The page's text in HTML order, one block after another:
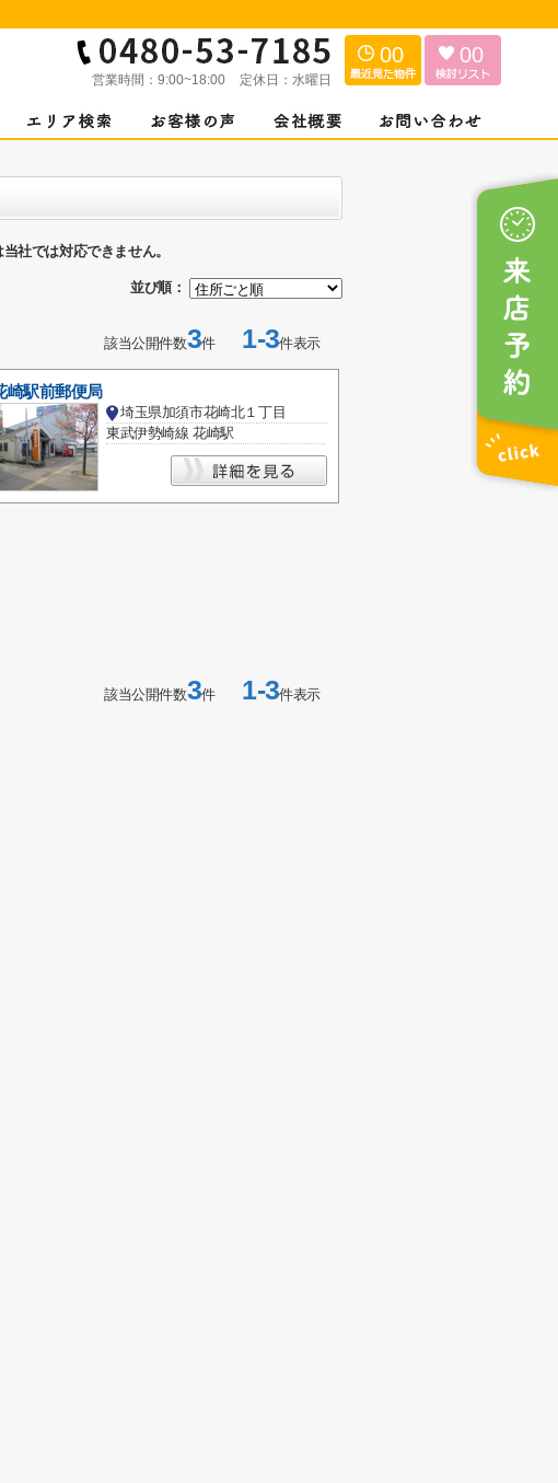
営業時間： 9:00~18:00 定休日： 水曜日
00 00
社では対応できません。
並び順：
該当公開件数3件1-3件表示
崎駅前郵便局
埼玉県加須市花崎北１丁目
東武伊勢崎線 花崎駅
該当公開件数3件1-3件表示